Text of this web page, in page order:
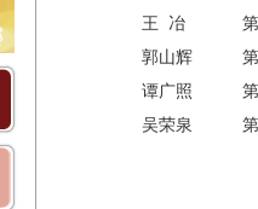
王 冶
郭山辉
谭广照
吴荣泉